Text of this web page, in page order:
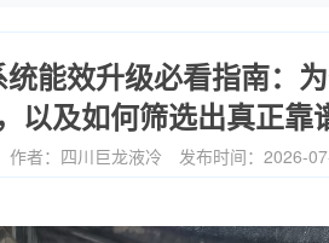
能效升级必看指南：
以及如何筛选出真正
作者：四川巨龙液冷 发布时间：2026-